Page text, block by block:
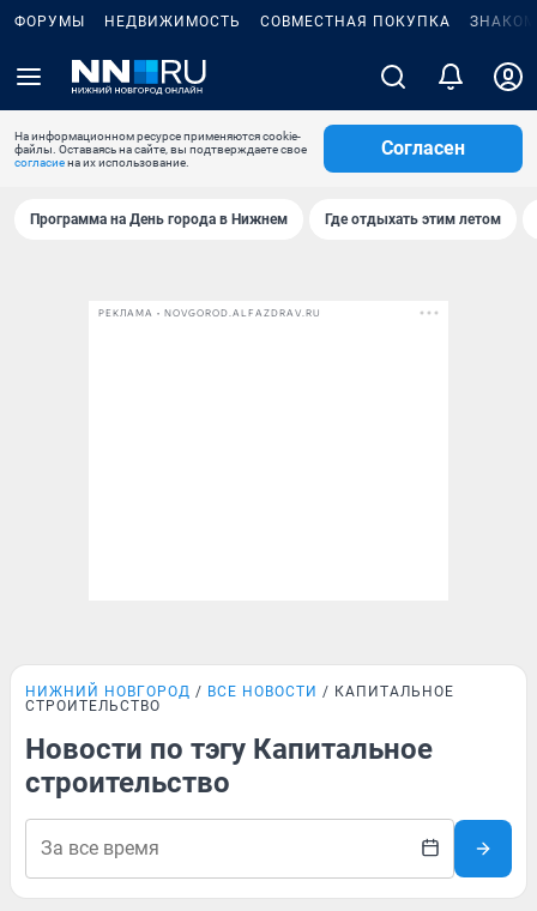
ФОРУМЫ НЕДВИЖИМОСТЬ СОВМЕСТНАЯ ПОКУПКА
На информационном ресурсе применяются cookie-
файлы. Оставаясь на сайте, вы подтверждаете свое
согласиена их использование.
Согласен
Программа на День города в Нижнем Где отдыхать этим летом
РЕКЛАМА • NOVGOROD.ALFAZDRAV.RU
НИЖНИЙ НОВГОРОД ВСЕ НОВОСТИ
КАПИТАЛЬНОЕ
СТРОИТЕЛЬСТВО
Новости по тэгу Капитальное
строительство